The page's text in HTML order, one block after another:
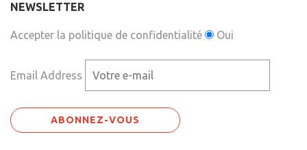
NEWSLETTER
Accepter la politique de confidentialité Oui
Email Address